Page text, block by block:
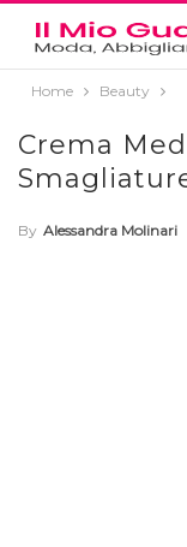
Home Beauty
Crema
By Alessandra Molinari